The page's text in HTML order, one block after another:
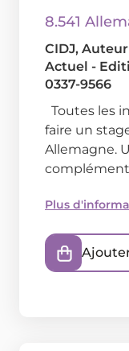
8.541
CIDJ, Auteur
Actuel -
0337-9566
Toutes les
faire un
Allemagne.
Plus